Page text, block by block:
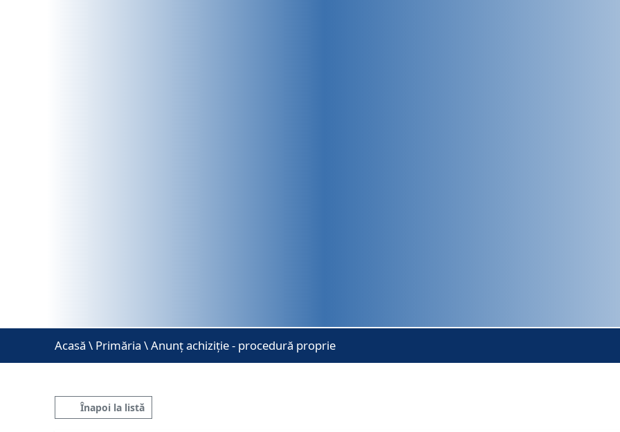
Acasă \ Primăria \ Anunț achiziție - procedură proprie
Înapoi la listă